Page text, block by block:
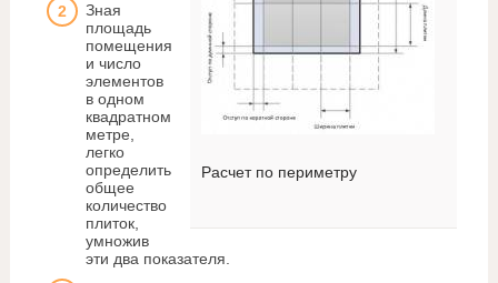
Расчет по периметру
Зная
площадь
помещения
и число
элементов
в одном
квадратном
метре,
легко
определить
общее
количество
плиток,
умножив
эти два показателя.